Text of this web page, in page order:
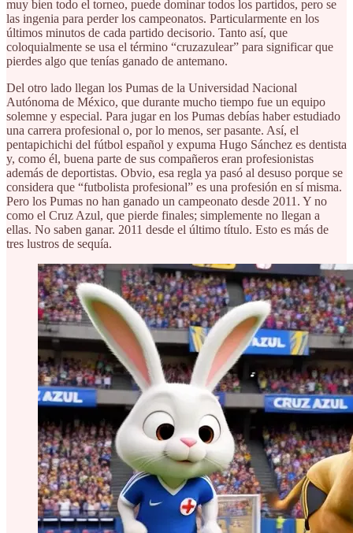
muy bien todo el torneo, puede dominar todos los partidos, pero se
las ingenia para perder los campeonatos. Particularmente en los
últimos minutos de cada partido decisorio. Tanto así, que
coloquialmente se usa el término “cruzazulear” para significar que
pierdes algo que tenías ganado de antemano.
Del otro lado llegan los Pumas de la Universidad Nacional
Autónoma de México, que durante mucho tiempo fue un equipo
solemne y especial. Para jugar en los Pumas debías haber estudiado
una carrera profesional o, por lo menos, ser pasante. Así, el
pentapichichi del fútbol español y expuma Hugo Sánchez es dentista
y, como él, buena parte de sus compañeros eran profesionistas
además de deportistas. Obvio, esa regla ya pasó al desuso porque se
considera que “futbolista profesional” es una profesión en sí misma.
Pero los Pumas no han ganado un campeonato desde 2011. Y no
como el Cruz Azul, que pierde finales; simplemente no llegan a
ellas. No saben ganar. 2011 desde el último título. Esto es más de
tres lustros de sequía.